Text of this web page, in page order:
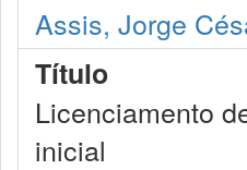
Assis, Jorge
Título
Licenciamento
inicial